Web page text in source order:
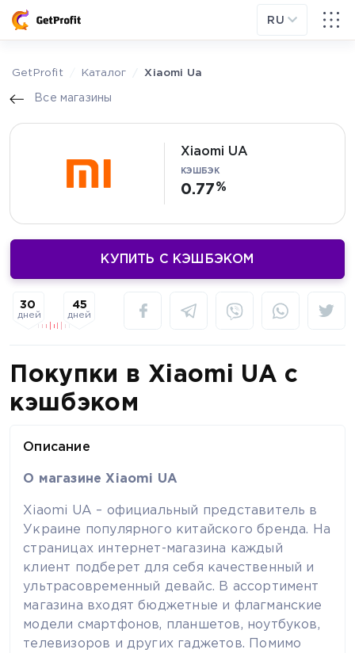
RU
GetProfit Каталог Xiaomi Ua
Все магазины
Xiaomi UA
КЭШБЭК
0.77
КУПИТЬ С КЭШБЭКОМ
30
дней
45
дней
Покупки в Xiaomi UA с
кэшбэком
Описание
О магазине Xiaomi UA
Xiaomi UA – официальный представитель в
Украине популярного китайского бренда. На
страницах интернет-магазина каждый
клиент подберет для себя качественный и
ультрасовременный девайс. В ассортимент
магазина входят бюджетные и флагманские
модели смартфонов, планшетов, ноутбуков,
телевизоров и других гаджетов. Помимо